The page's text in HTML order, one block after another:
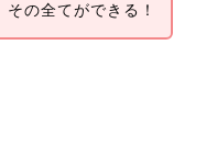
の全てができる！